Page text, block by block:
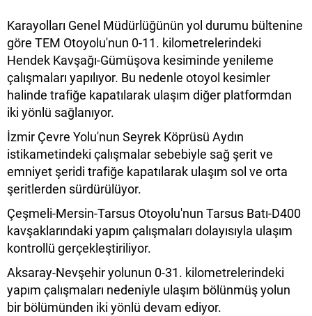
Karayolları Genel Müdürlüğünün yol durumu bültenine
göre TEM Otoyolu'nun 0-11. kilometrelerindeki
Hendek Kavşağı-Gümüşova kesiminde yenileme
çalışmaları yapılıyor. Bu nedenle otoyol kesimler
halinde trafiğe kapatılarak ulaşım diğer platformdan
iki yönlü sağlanıyor.
İzmir Çevre Yolu'nun Seyrek Köprüsü Aydın
istikametindeki çalışmalar sebebiyle sağ şerit ve
emniyet şeridi trafiğe kapatılarak ulaşım sol ve orta
şeritlerden sürdürülüyor.
Çeşmeli-Mersin-Tarsus Otoyolu'nun Tarsus Batı-D400
kavşaklarındaki yapım çalışmaları dolayısıyla ulaşım
kontrollü gerçekleştiriliyor.
Aksaray-Nevşehir yolunun 0-31. kilometrelerindeki
yapım çalışmaları nedeniyle ulaşım bölünmüş yolun
bir bölümünden iki yönlü devam ediyor.